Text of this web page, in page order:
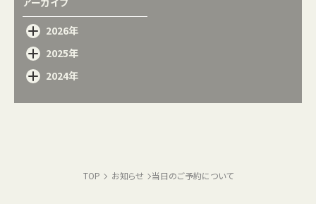
8seas sauna HIRA
1周年記念アウフグ
2026年
2025年
2024年
TOP お知らせ 当日のご予約について